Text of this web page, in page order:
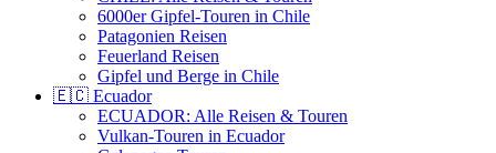
6000er Gipfel-Touren in Chile
Patagonien Reisen
Feuerland Reisen
Gipfel und Berge in Chile
🇪🇨 Ecuador
ECUADOR: Alle Reisen & Touren
Vulkan-Touren in Ecuador